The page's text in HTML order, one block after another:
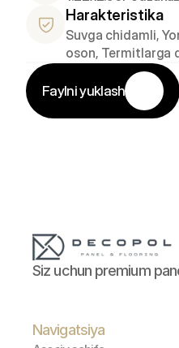
Harakteristika
Suvga chidamli,
oson, Termitlarga
Faylni yuklash
Siz uchun premium
Navigatsiya